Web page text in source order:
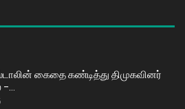
கைதை கண்டித்து திமுகவினர்
–…